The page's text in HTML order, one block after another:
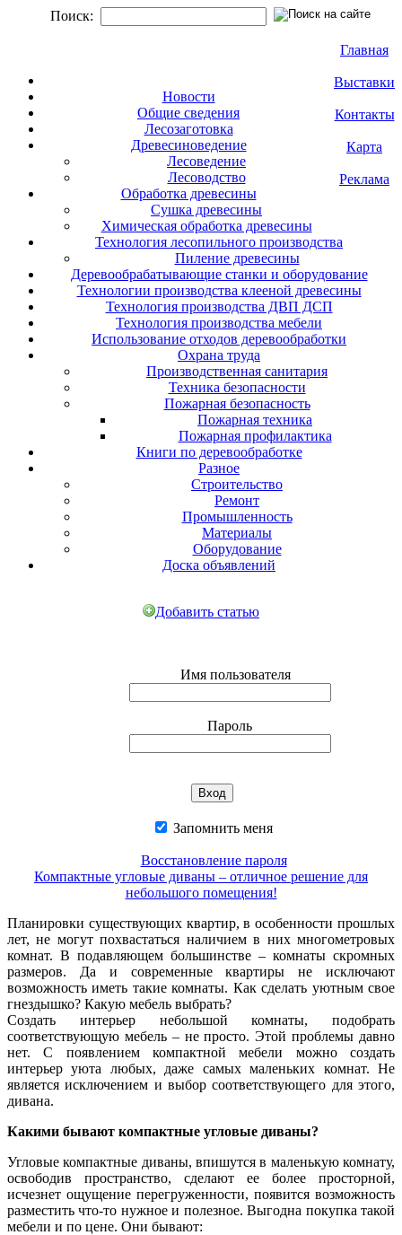
Поиск:
Главная
Выставки
Контакты
Карта
Реклама
Новости
Общие сведения
Лесозаготовка
Древесиноведение
Лесоведение
Лесоводство
Обработка древесины
Сушка древесины
Химическая обработка древесины
Технология лесопильного производства
Пиление древесины
Деревообрабатывающие станки и оборудование
Технологии производства клееной древесины
Технология производства ДВП ДСП
Технология производства мебели
Использование отходов деревообработки
Охрана труда
Производственная санитария
Техника безопасности
Пожарная безопасность
Пожарная техника
Пожарная профилактика
Книги по деревообработке
Разное
Строительство
Ремонт
Промышленность
Материалы
Оборудование
Доска объявлений
Добавить статью
Имя пользователя
Пароль
Запомнить меня
Восстановление пароля
Компактные угловые диваны – отличное решение для
небольшого помещения!
Планировки существующих квартир, в особенности прошлых
лет, не могут похвастаться наличием в них многометровых
комнат. В подавляющем большинстве – комнаты скромных
размеров. Да и современные квартиры не исключают
возможность иметь такие комнаты. Как сделать уютным свое
гнездышко? Какую мебель выбрать?
Создать интерьер небольшой комнаты, подобрать
соответствующую мебель – не просто. Этой проблемы давно
нет. С появлением компактной мебели можно создать
интерьер уюта любых, даже самых маленьких комнат. Не
является исключением и выбор соответствующего для этого,
дивана.
Какими бывают компактные угловые диваны?
Угловые компактные диваны, впишутся в маленькую комнату,
освободив пространство, сделают ее более просторной,
исчезнет ощущение перегруженности, появится возможность
разместить что-то нужное и полезное. Выгодна покупка такой
мебели и по цене. Они бывают: